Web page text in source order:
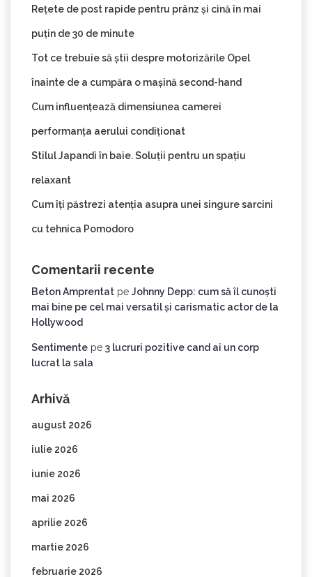
Rețete de post rapide pentru prânz și cină în mai
puțin de 30 de minute
Tot ce trebuie să știi despre motorizările Opel
înainte de a cumpăra o mașină second-hand
Cum influențează dimensiunea camerei
performanța aerului condiționat
Stilul Japandi în baie. Soluții pentru un spațiu
relaxant
Cum îți păstrezi atenția asupra unei singure sarcini
cu tehnica Pomodoro
Comentarii recente
Beton Amprentat pe Johnny Depp: cum să îl cunoști
mai bine pe cel mai versatil și carismatic actor de la
Hollywood
Sentimente pe 3 lucruri pozitive cand ai un corp
lucrat la sala
Arhivă
august 2026
iulie 2026
iunie 2026
mai 2026
aprilie 2026
martie 2026
februarie 2026